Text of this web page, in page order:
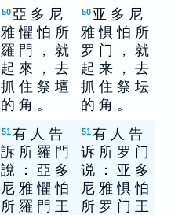
50 亞 多 尼
雅 懼 怕 所
羅 門 ， 就
起 來 ， 去
抓 住 祭 壇
的 角 。
50 亚 多 尼
雅 惧 怕 所
罗 门 ， 就
起 来 ， 去
抓 住 祭 坛
的 角 。
51有 人 告
訴 所 羅 門
說 ： 亞 多
尼 雅 懼 怕
所 羅 門 王
51有 人 告
诉 所 罗 门
说 ： 亚 多
尼 雅 惧 怕
所 罗 门 王